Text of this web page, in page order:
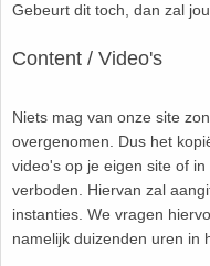
Gebeurt dit toch, dan zal
Content / Video's
Niets mag van onze site
overgenomen. Dus het
video's op je eigen site of
verboden. Hiervan zal
instanties. We vragen
namelijk duizenden uren in
Havo
HAVO 4A - Hoofdstuk 5 -
HAVO 4B - Hoofdstuk 4 -
HAVO 4B - Hoofdstuk 5 -
en logaritmen
9. Het getal van Euler
10. Inhoud bol
11. Inhoud cilinder
12. Inhoud kegel
13. Inhoud piramide